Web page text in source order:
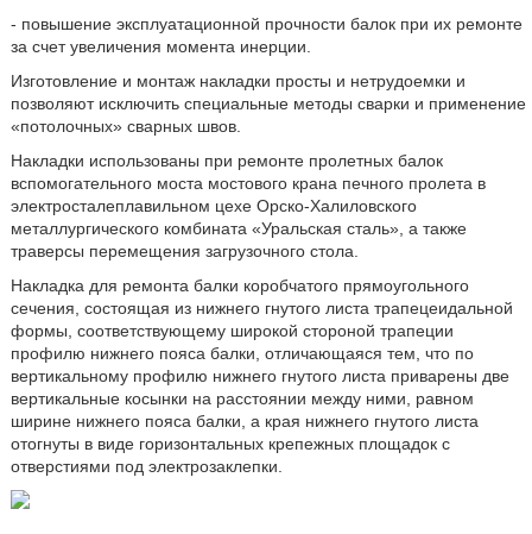
- повышение эксплуатационной прочности балок при их ремонте
за счет увеличения момента инерции.
Изготовление и монтаж накладки просты и нетрудоемки и
позволяют исключить специальные методы сварки и применение
«потолочных» сварных швов.
Накладки использованы при ремонте пролетных балок
вспомогательного моста мостового крана печного пролета в
электросталеплавильном цехе Орско-Халиловского
металлургического комбината «Уральская сталь», а также
траверсы перемещения загрузочного стола.
Накладка для ремонта балки коробчатого прямоугольного
сечения, состоящая из нижнего гнутого листа трапецеидальной
формы, соответствующему широкой стороной трапеции
профилю нижнего пояса балки, отличающаяся тем, что по
вертикальному профилю нижнего гнутого листа приварены две
вертикальные косынки на расстоянии между ними, равном
ширине нижнего пояса балки, а края нижнего гнутого листа
отогнуты в виде горизонтальных крепежных площадок с
отверстиями под электрозаклепки.